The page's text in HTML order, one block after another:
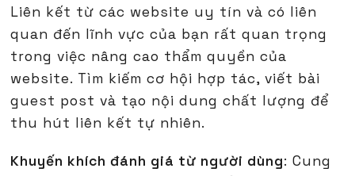
Liên kết từ các website uy tín và có liên
quan đến lĩnh vực của bạn rất quan trọng
trong việc nâng cao thẩm quyền của
website. Tìm kiếm cơ hội hợp tác, viết bài
guest post và tạo nội dung chất lượng để
thu hút liên kết tự nhiên.
Khuyến khích đánh giá từ người dùng: Cung